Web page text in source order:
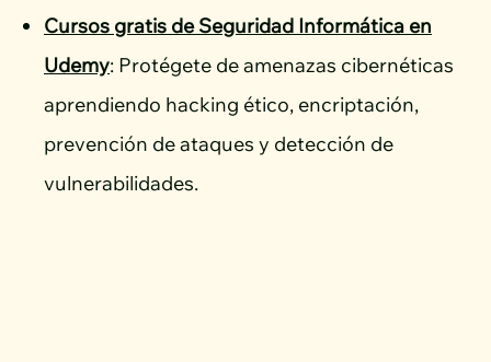
Cursos gratis de Seguridad Informática en
Udemy: Protégete de amenazas cibernéticas
aprendiendo hacking ético, encriptación,
prevención de ataques y detección de
vulnerabilidades.